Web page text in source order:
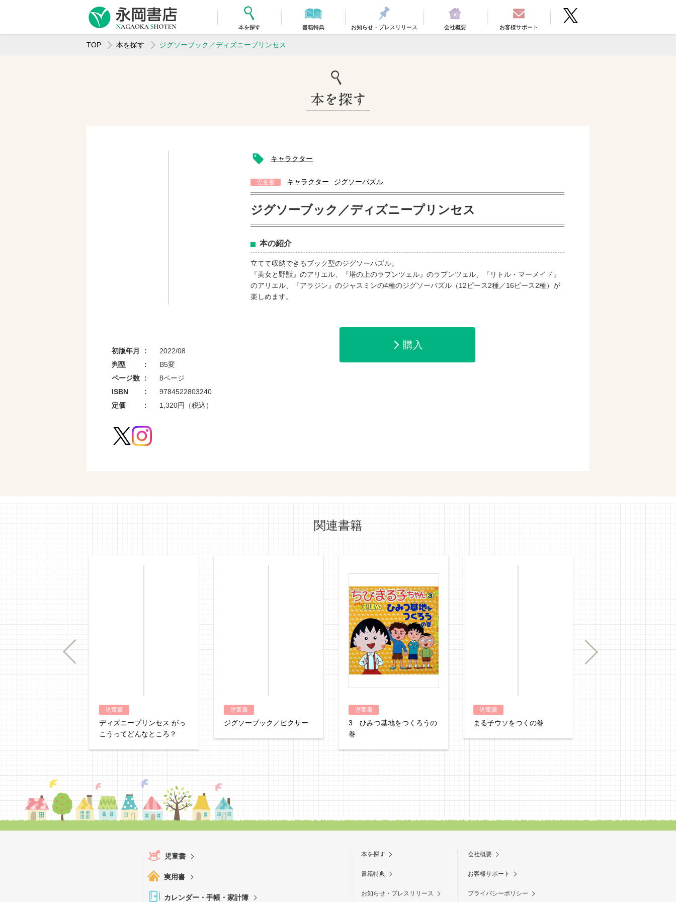
本を探す 書籍特典 お知らせ・プレスリリース 会社概要 お客様サポート
TOP 本を探す ジグソーブック／ディズニープリンセス
初版年月
2022/08
判型
B5変
ページ数
8ページ
ISBN
9784522803240
定価
1,320円（税込）
キャラクター
児童書 キャラクター ジグソーパズル
ジグソーブック／ディズニープリンセス
本の紹介
立てて収納できるブック型のジグソーパズル。
『美女と野獣』のアリエル、『塔の上のラプンツェル』のラプンツェル、『リトル・マーメイド』
のアリエル、『アラジン』のジャスミンの4種のジグソーパズル（12ピース2種／16ピース2種）が
楽しめます。
購入
ヨドバシ.comで購入
関連書籍
Previous
児童書
ディズニープリンセス がっ
こうってどんなところ？
児童書
ジグソーブック／ピクサー
児童書
3 ひみつ基地をつくろうの
巻
児童書
まる子ウソをつくの巻
Next
児童書
実用書
カレンダー・手帳・家計簿
本を探す
書籍特典
お知らせ・プレスリリース
会社概要
お客様サポート
プライバシーポリシー